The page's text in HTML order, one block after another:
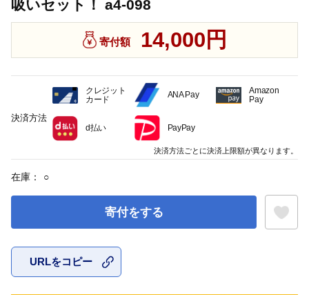
吸いセット！ a4-098
寄付額 14,000円
在庫： ○
寄付をする
URLをコピー
決済方法
クレジット
カード
ANA Pay
Amazon
Pay
d払い PayPay
決済方法ごとに決済上限額が異なります。